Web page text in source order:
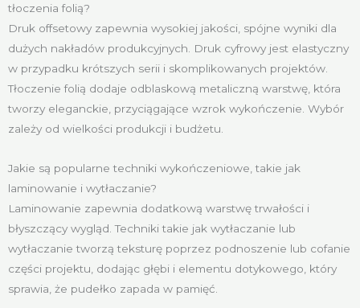
tłoczenia folią?
Druk offsetowy zapewnia wysokiej jakości, spójne wyniki dla
dużych nakładów produkcyjnych. Druk cyfrowy jest elastyczny
w przypadku krótszych serii i skomplikowanych projektów.
Tłoczenie folią dodaje odblaskową metaliczną warstwę, która
tworzy eleganckie, przyciągające wzrok wykończenie. Wybór
zależy od wielkości produkcji i budżetu.
Jakie są popularne techniki wykończeniowe, takie jak
laminowanie i wytłaczanie?
Laminowanie zapewnia dodatkową warstwę trwałości i
błyszczący wygląd. Techniki takie jak wytłaczanie lub
wytłaczanie tworzą teksturę poprzez podnoszenie lub cofanie
części projektu, dodając głębi i elementu dotykowego, który
sprawia, że pudełko zapada w pamięć.